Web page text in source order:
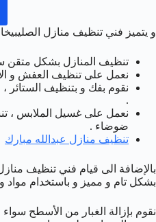
و يتميز فني تنظيف منازل
تنظيف المنازل بشكل متقن
نعمل على تنظيف العفش و
نقوم بفك و بتنظيف الستائر
.
نعمل على غسيل الملابس ،
ضوضاء .
تنظيف منازل عبدالله مبارك
بالإضافة الى قيام فني تنظيف
بشكل تام و مميز و باستخدام مواد
نقوم بإزالة الغبار من الأسطح